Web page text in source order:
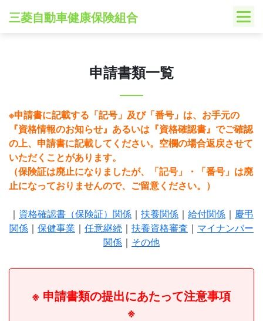
三菱自動車健康保険組合
申請書類一覧
※申請書に記載する「記号」及び「番号」は、お手元の
『資格情報のお知らせ』あるいは『資格確認書』でご確認
の上、申請書に記載してください。空欄の場合返戻させて
いただくことがあります。
（保険証は廃止になりましたが、「記号」・「番号」は廃
止になっておりませんので、ご留意ください。）
｜ 資格確認書（保険証）関係 ｜ 扶養関係 ｜ 給付関係 ｜ 慶弔
関係 ｜ 保健事業 ｜ 任意継続 ｜ 扶養資格審査 ｜ マイナンバー
関係 ｜ その他
※ 申請書類の提出にあたって注意事項
※